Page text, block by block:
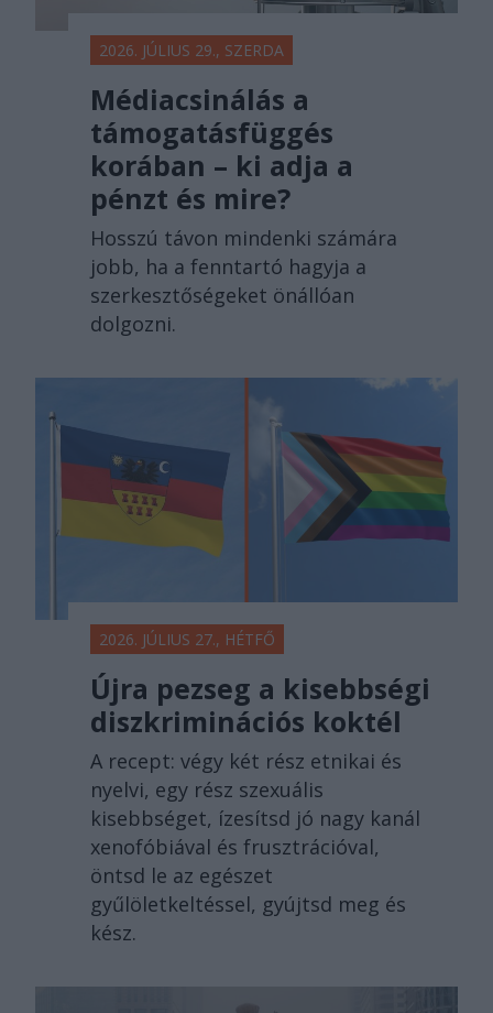
2026. JÚLIUS 29., SZERDA
Médiacsinálás a
támogatásfüggés
korában – ki adja a
pénzt és mire?
Hosszú távon mindenki számára
jobb, ha a fenntartó hagyja a
szerkesztőségeket önállóan
dolgozni.
2026. JÚLIUS 27., HÉTFŐ
Újra pezseg a kisebbségi
diszkriminációs koktél
A recept: végy két rész etnikai és
nyelvi, egy rész szexuális
kisebbséget, ízesítsd jó nagy kanál
xenofóbiával és frusztrációval,
öntsd le az egészet
gyűlöletkeltéssel, gyújtsd meg és
kész.